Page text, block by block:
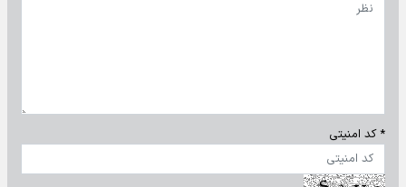
* کد امنیتی